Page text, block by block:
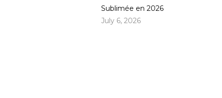
Sublimée en 2026
July 6, 2026